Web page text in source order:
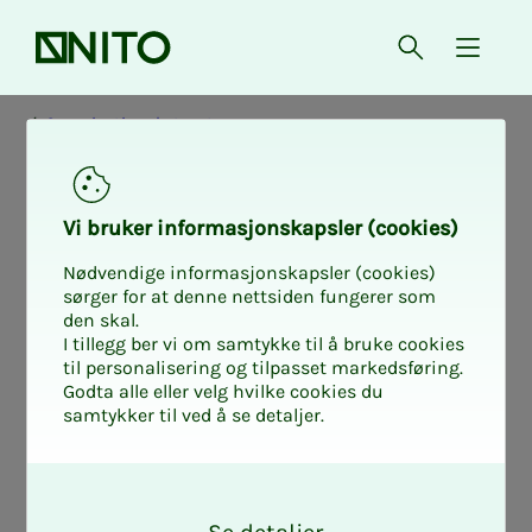
Front page Open{
Organizational structure
NI­­­TO's sec­re­­­tar­i­
at
The secretariat has approx. 200
employees, of whom about 30 work at
Vi bruk­er in­­­for­­masjon­skap­sler (cook­ies)
Nødvendige informasjonskapsler (cookies)
sørger for at denne nettsiden fungerer som
den skal.
I tillegg ber vi om samtykke til å bruke cookies
til personalisering og tilpasset markedsføring.
Godta alle eller velg hvilke cookies du
samtykker til ved å se detaljer.